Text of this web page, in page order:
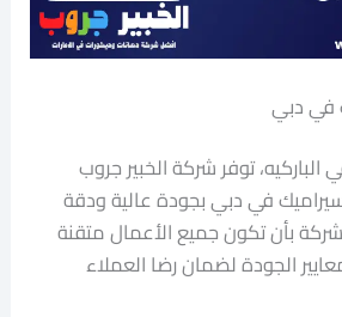
في دبي
الباركيه، توفر شركة الخبير جروب
في دبي بجودة عالية ودقة
بأن تكون جميع الأعمال متقنة
الجودة لضمان رضا العملاء